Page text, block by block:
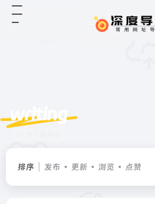
writing
排序 发布 更新 浏览 点赞